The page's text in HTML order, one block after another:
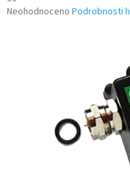
Průměrné
Neohodnoceno Podrobnosti